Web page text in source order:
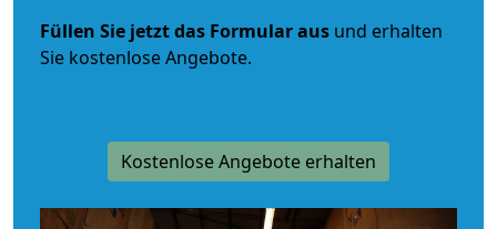
Füllen Sie jetzt das Formular aus und erhalten
Sie kostenlose Angebote.
Kostenlose Angebote erhalten